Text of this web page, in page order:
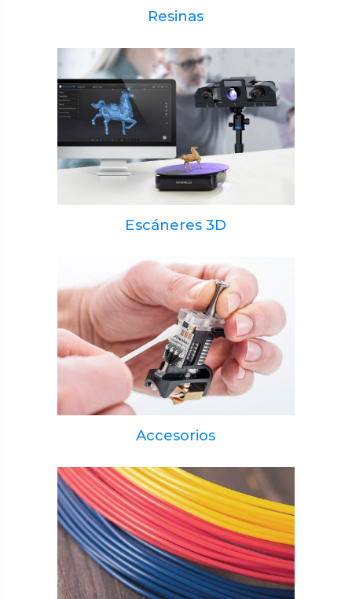
Resinas
Escáneres 3D
Accesorios